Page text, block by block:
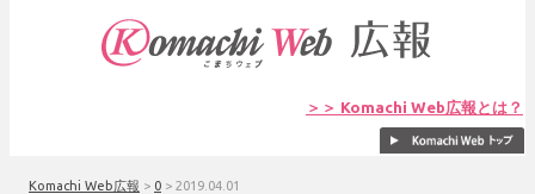
＞＞ Komachi Web広報とは？
Komachi Web広報 > 0 > 2019.04.01